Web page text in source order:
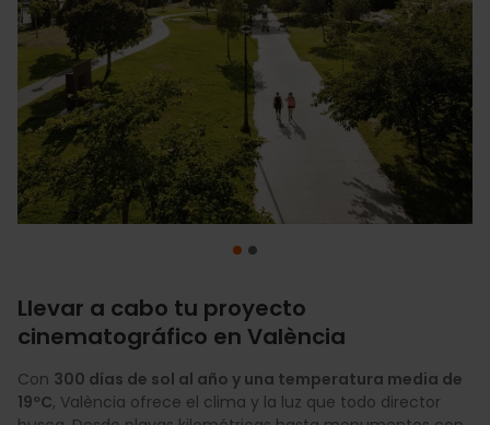
Llevar a cabo tu proyecto
cinematográfico en València
Con 300 días de sol al año y una temperatura media de
19ºC, València ofrece el clima y la luz que todo director
Optimiza tu presupuesto con incentivos fiscales de
hasta el 30% y la exención de tasas de ocupación en
espacios públicos y playas. València Film Office te
acompaña en la búsqueda de localizaciones y agiliza la